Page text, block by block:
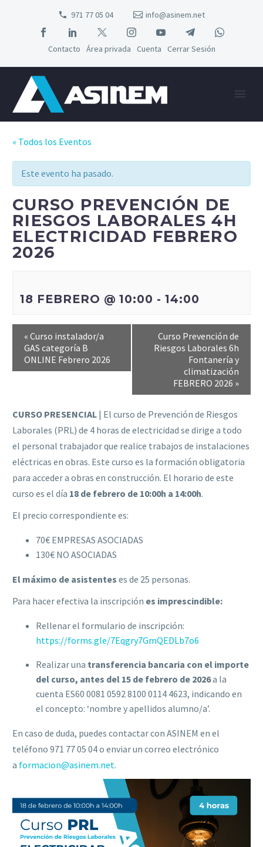
971 77 05 04 info@asinem.net
Contacto Área privada Cuenta Cerrar Sesión
« Todos los Eventos
Este evento ha pasado.
CURSO PREVENCIÓN DE
RIESGOS LABORALES 4H
ELECTRICIDAD FEBRERO
2026
18 FEBRERO @ 10:00 -14:00
« Curso instalador/a
GAS categoría B
ONLINE Febrero 2026
Curso Prevención de
Riesgos Laborales 6h
Fontanería y
climatización
FEBRERO 2026 »
CURSO PRESENCIAL | El curso de Prevención de Riesgos
Laborales (PRL) de 4 horas de electricidad se dirige a todo
el personal trabajador que realice trabajos de instalaciones
eléctricas en obras. Este curso es la formación obligatoria
para acceder a obras en construcción. El horario de este
curso es el día 18 de febrero de 10:00h a 14:00h.
El precio correspondiente es:
70€ EMPRESAS ASOCIADAS
130€ NO ASOCIADAS
El máximo de asistentes es de 25 personas.
Para hacer efectiva la inscripción es imprescindible:
Rellenar el formulario de inscripción:
https://forms.gle/7Eqgry7GmQEDLb7o6
Realizar una transferencia bancaria con el importe
del curso, antes del 15 de febrero de 2026a la
cuenta ES60 0081 0592 8100 0114 4623, indicando en
el concepto: ‘nombre y apellidos alumno/a’.
En caso de duda, puedes contactar con ASINEM en el
teléfono 971 77 05 04 o enviar un correo electrónico
a formacion@asinem.net.